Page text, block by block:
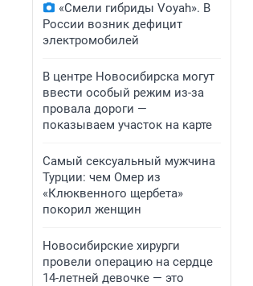
«Смели гибриды Voyah». В
России возник дефицит
электромобилей
В центре Новосибирска могут
ввести особый режим из-за
провала дороги —
показываем участок на карте
Самый сексуальный мужчина
Турции: чем Омер из
«Клюквенного щербета»
покорил женщин
Новосибирские хирурги
провели операцию на сердце
14-летней девочке — это